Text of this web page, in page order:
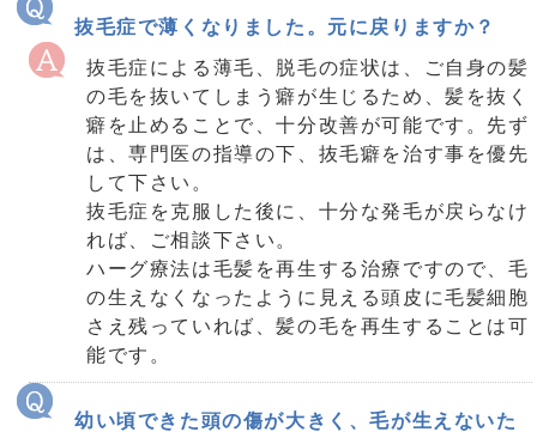
抜毛症で薄くなりました。元に戻りますか？
抜毛症による薄毛、脱毛の症状は、ご自身の髪
の毛を抜いてしまう癖が生じるため、髪を抜く
癖を止めることで、十分改善が可能です。先ず
は、専門医の指導の下、抜毛癖を治す事を優先
して下さい。
抜毛症を克服した後に、十分な発毛が戻らなけ
れば、ご相談下さい。
ハーグ療法は毛髪を再生する治療ですので、毛
の生えなくなったように見える頭皮に毛髪細胞
さえ残っていれば、髪の毛を再生することは可
能です。
幼い頃できた頭の傷が大きく、毛が生えないた